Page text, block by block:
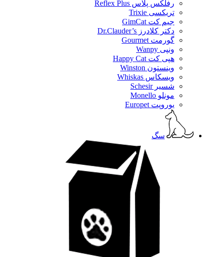
رفلکس پلاس Reflex Plus
تریکسی Trixie
جیم کت GimCat
دکتر کلادرز Dr.Clauder’s
گورمت Gourmet
ونپی Wanpy
هپی کت Happy Cat
وینستون Winston
ویسکاس Whiskas
شسیر Schesir
مونلو Monello
یوروپت Europet
سگ